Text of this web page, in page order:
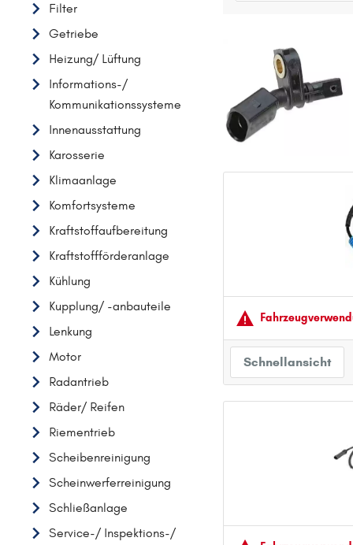
Filter
Getriebe
Heizung/ Lüftung
Informations-/
Kommunikationssysteme
Innenausstattung
Karosserie
Klimaanlage
Komfortsysteme
Kraftstoffaufbereitung
Kraftstoffförderanlage
Kühlung
Kupplung/ -anbauteile
Lenkung
Motor
Radantrieb
Räder/ Reifen
Riementrieb
Scheibenreinigung
Scheinwerferreinigung
Schließanlage
Service-/ Inspektions-/
OPEL
MERCEDES-BENZ
FORD
AUDI
D
DACIA
DAIHATSU
HONDA
Schnellansicht